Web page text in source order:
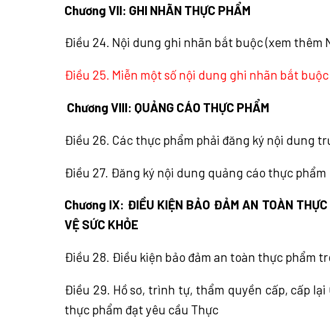
Chương VII: GHI NHÃN THỰC PHẨM
Điều 24. Nội dung ghi nhãn bắt buộc (xem thêm
Điều 25. Miễn một số nội dung ghi nhãn bắt buộc
Chương VIII: QUẢNG CÁO THỰC PHẨM
Điều 26. Các thực phẩm phải đăng ký nội dung
Điều 27. Đăng ký nội dung quảng cáo thực phẩm
Chương IX: ĐIỀU KIỆN BẢO ĐẢM AN TOÀN
VỆ SỨC KHỎE
Điều 28. Điều kiện bảo đảm an toàn thực phẩm
Điều 29. Hồ sơ, trình tự, thẩm quyền cấp, cấp
thực phẩm đạt yêu cầu Thực